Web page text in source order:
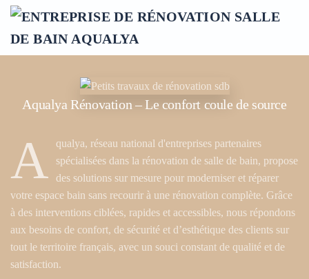
Accéder au contenu principal
Aqualya Rénovation – Le confort coule de source
A
qualya, réseau national d'entreprises partenaires
spécialisées dans la rénovation de salle de bain, propose
des solutions sur mesure pour moderniser et réparer
votre espace bain sans recourir à une rénovation complète. Grâce
à des interventions ciblées, rapides et accessibles, nous répondons
aux besoins de confort, de sécurité et d’esthétique des clients sur
tout le territoire français, avec un souci constant de qualité et de
satisfaction.